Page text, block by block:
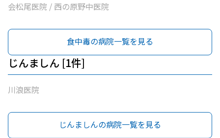
会松尾医院 / 西の原野中医院
食中毒の病院一覧を見る
じんましん [1件]
川浪医院
じんましんの病院一覧を見る